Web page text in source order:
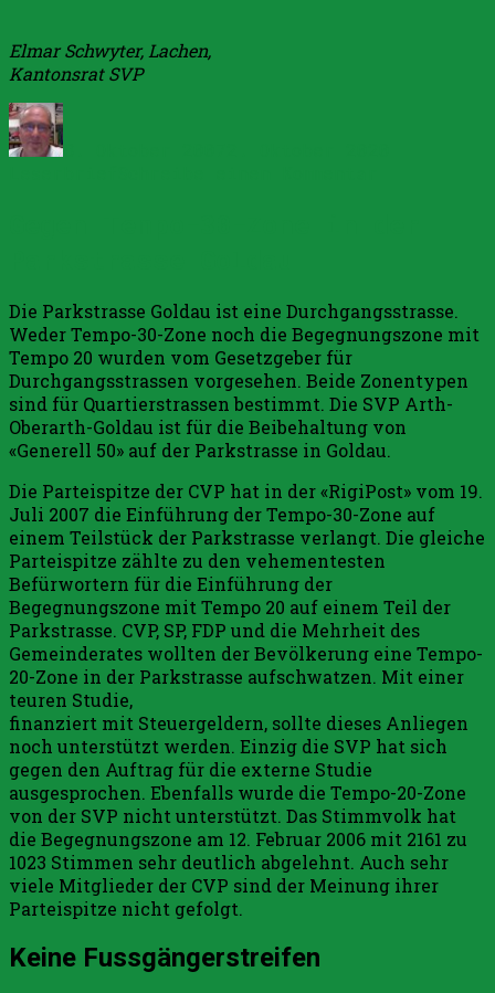
Elmar Schwyter, Lachen,
Kantonsrat SVP
Autor
Veröffentlicht
am
Die Parkstrasse Goldau ist eine Durchgangsstrasse.
Weder Tempo-30-Zone noch die Begegnungszone mit
Tempo 20 wurden vom Gesetzgeber für
Durchgangsstrassen vorgesehen. Beide Zonentypen
sind für Quartierstrassen bestimmt. Die SVP Arth-
Oberarth-Goldau ist für die Beibehaltung von
«Generell 50» auf der Parkstrasse in Goldau.
Die Parteispitze der CVP hat in der «RigiPost» vom 19.
Juli 2007 die Einführung der Tempo-30-Zone auf
einem Teilstück der Parkstrasse verlangt. Die gleiche
Parteispitze zählte zu den vehementesten
Befürwortern für die Einführung der
Begegnungszone mit Tempo 20 auf einem Teil der
Parkstrasse. CVP, SP, FDP und die Mehrheit des
Gemeinderates wollten der Bevölkerung eine Tempo-
20-Zone in der Parkstrasse aufschwatzen. Mit einer
teuren Studie,
finanziert mit Steuergeldern, sollte dieses Anliegen
noch unterstützt werden. Einzig die SVP hat sich
gegen den Auftrag für die externe Studie
ausgesprochen. Ebenfalls wurde die Tempo-20-Zone
von der SVP nicht unterstützt. Das Stimmvolk hat
die Begegnungszone am 12. Februar 2006 mit 2161 zu
1023 Stimmen sehr deutlich abgelehnt. Auch sehr
viele Mitglieder der CVP sind der Meinung ihrer
Parteispitze nicht gefolgt.
Keine Fussgängerstreifen